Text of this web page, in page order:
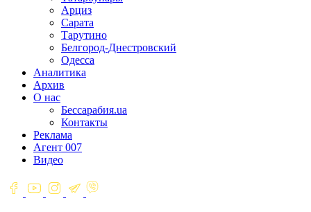
Арциз
Сарата
Тарутино
Белгород-Днестровский
Одесса
Аналитика
Архив
О нас
Бессарабия.ua
Контакты
Реклама
Агент 007
Видео